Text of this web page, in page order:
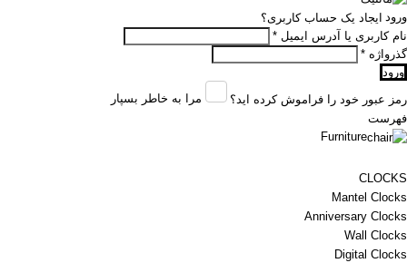
ورود ایجاد یک حساب کاربری؟
نام کاربری یا آدرس ایمیل *
گذرواژه *
ورود
رمز عبور خود را فراموش کرده اید؟
مرا به خاطر بسپار
فهرست
Furniture
CLOCKS
Mantel Clocks
Anniversary Clocks
Wall Clocks
Digital Clocks